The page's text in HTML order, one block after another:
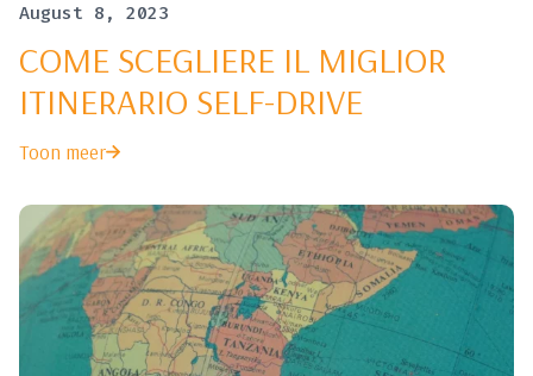
August 8, 2023
COME SCEGLIERE IL MIGLIOR
ITINERARIO SELF-DRIVE
Toon meer